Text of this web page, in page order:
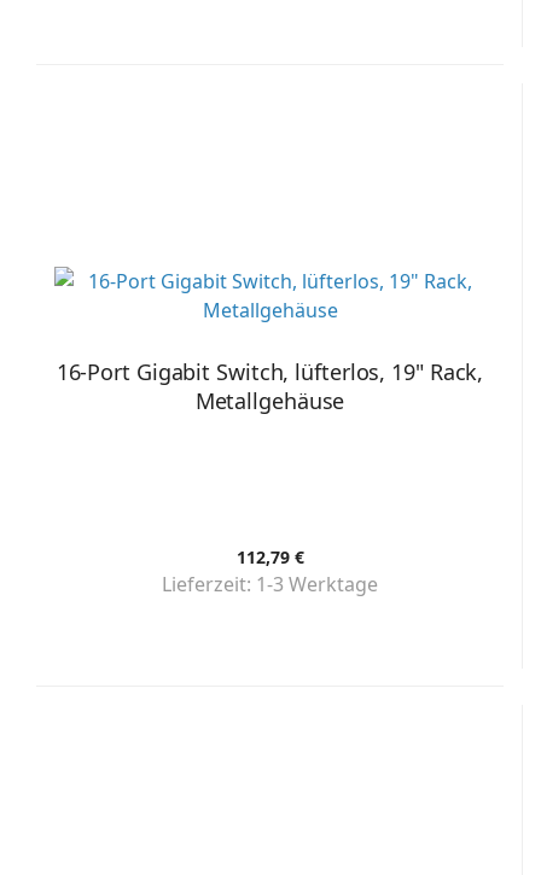
16-Port Gigabit Switch, lüfterlos, 19" Rack,
Metallgehäuse
112,79 €
Lieferzeit: 1-3 Werktage